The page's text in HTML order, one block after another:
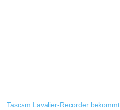
Tascam Lavalier-Recorder bekommt